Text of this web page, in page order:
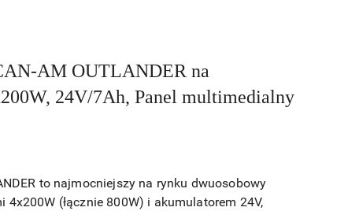
AM OUTLANDER na
24V/7Ah, Panel multimedialny
to najmocniejszy na rynku dwuosobowy
4x200W (łącznie 800W) i akumulatorem 24V,